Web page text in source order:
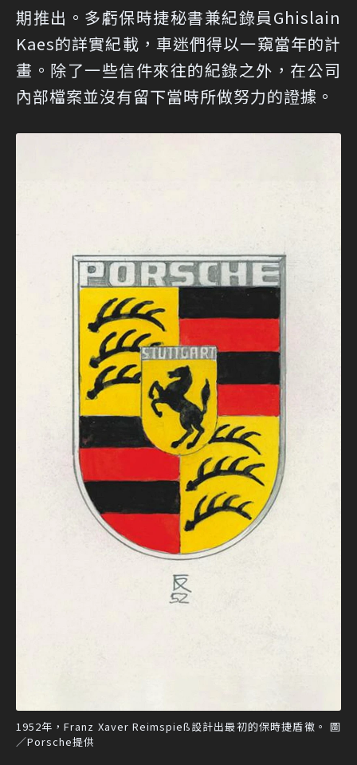
期推出。多虧保時捷秘書兼紀錄員Ghislain
Kaes的詳實紀載，車迷們得以一窺當年的計
畫。除了一些信件來往的紀錄之外，在公司
內部檔案並沒有留下當時所做努力的證據。
1952年，Franz Xaver Reimspieß設計出最初的保時捷盾徽。 圖
／Porsche提供